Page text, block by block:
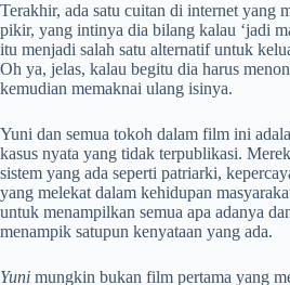
Terakhir, ada satu cuitan di internet yang
pikir, yang intinya dia bilang kalau ‘jadi
itu menjadi salah satu alternatif untuk
Oh ya, jelas, kalau begitu dia harus
kemudian memaknai ulang isinya.
Yuni dan semua tokoh dalam film ini
kasus nyata yang tidak terpublikasi.
sistem yang ada seperti patriarki,
yang melekat dalam kehidupan
untuk menampilkan semua apa adanya
menampik satupun kenyataan yang ada.
Yuni mungkin bukan film pertama yang